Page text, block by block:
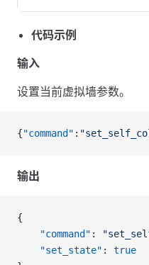
代码示例
输入
设置当前虚拟墙参数。
{"command" :
输出
{
    "command"
:
    "set_state"
: true